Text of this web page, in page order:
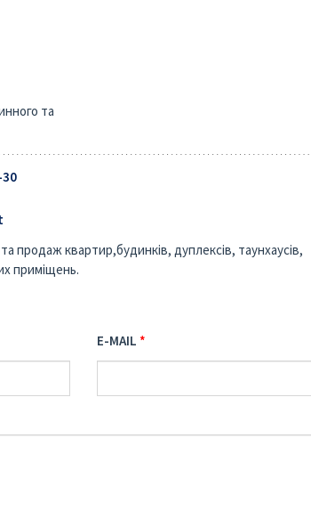
та
продаж квартир,будинків, дуплексів, таунхаусів,
приміщень.
E-MAIL